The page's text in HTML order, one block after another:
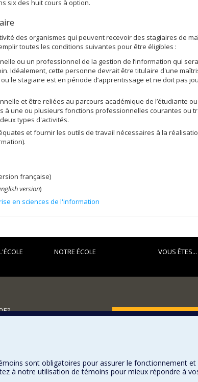
six des huit cours à option.
des organismes qui peuvent recevoir des stagiaires de
toutes les conditions suivantes pour être éligibles :
ou un professionnel de la gestion de l’information qui
Idéalement, cette personne devrait être titulaire d'une
le stagiaire est en période d’apprentissage et ne doit pas
et être reliées au parcours académique de l’étudiante ou
à une ou plusieurs fonctions professionnelles courantes ou
types d'activités.
et fournir les outils de travail nécessaires à la
française)
version)
en sciences de l'information
NOTRE ÉCOLE VOUS ÊTES...
FACULTÉ DES ARTS ET
Nos programmes et cours
sont obligatoires pour assurer le fonctionnement et
à notre utilisation de témoins pour mieux répondre à